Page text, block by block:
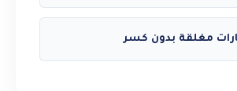
مغلقة بدون كسر